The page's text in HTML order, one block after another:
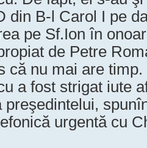
din B-l Carol I pe
pe Sf.Ion în
de Petre
că nu mai are
a fost strigat iute
preşedintelui,
urgentă cu